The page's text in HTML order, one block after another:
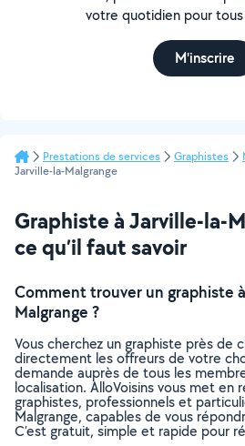
votre quotidien pour
M'inscrire
Prestations de services Graphistes
Jarville-la-Malgrange
Graphiste à Jarville-la-
ce qu’il faut savoir
Comment trouver un graphiste
Malgrange ?
Vous cherchez un graphiste près de
directement les offreurs de votre
demande auprès de tous les
localisation. AlloVoisins vous met en
graphistes, professionnels et
Malgrange, capables de vous
C’est gratuit, simple et rapide pour